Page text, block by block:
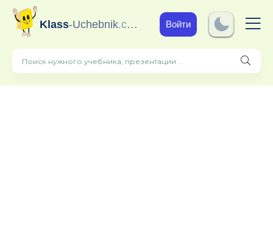
Klass-Uchebnik.com Войти